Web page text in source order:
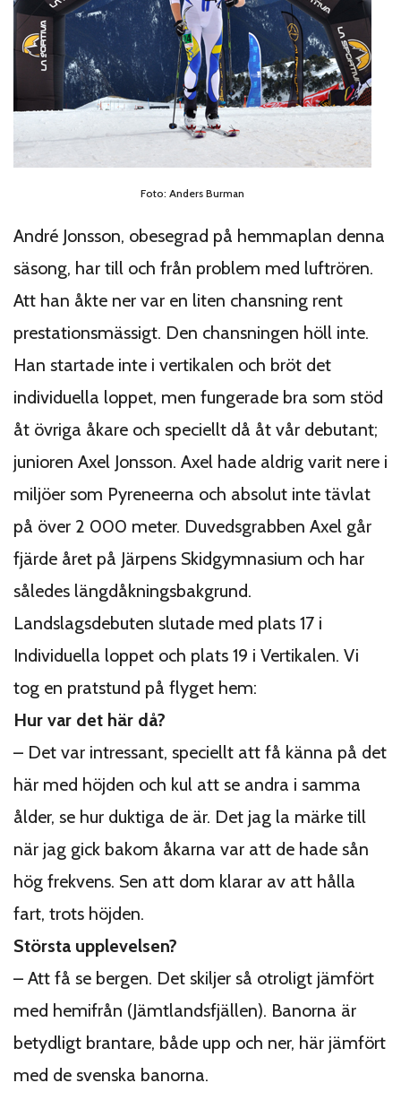
Foto: Anders Burman
André Jonsson, obesegrad på hemmaplan denna
säsong, har till och från problem med luftrören.
Att han åkte ner var en liten chansning rent
prestationsmässigt. Den chansningen höll inte.
Han startade inte i vertikalen och bröt det
individuella loppet, men fungerade bra som stöd
åt övriga åkare och speciellt då åt vår debutant;
junioren Axel Jonsson. Axel hade aldrig varit nere i
miljöer som Pyreneerna och absolut inte tävlat
på över 2 000 meter. Duvedsgrabben Axel går
fjärde året på Järpens Skidgymnasium och har
således längdåkningsbakgrund.
Landslagsdebuten slutade med plats 17 i
Individuella loppet och plats 19 i Vertikalen. Vi
tog en pratstund på flyget hem:
Hur var det här då?
– Det var intressant, speciellt att få känna på det
här med höjden och kul att se andra i samma
ålder, se hur duktiga de är. Det jag la märke till
när jag gick bakom åkarna var att de hade sån
hög frekvens. Sen att dom klarar av att hålla
fart, trots höjden.
Största upplevelsen?
– Att få se bergen. Det skiljer så otroligt jämfört
med hemifrån (Jämtlandsfjällen). Banorna är
betydligt brantare, både upp och ner, här jämfört
med de svenska banorna.